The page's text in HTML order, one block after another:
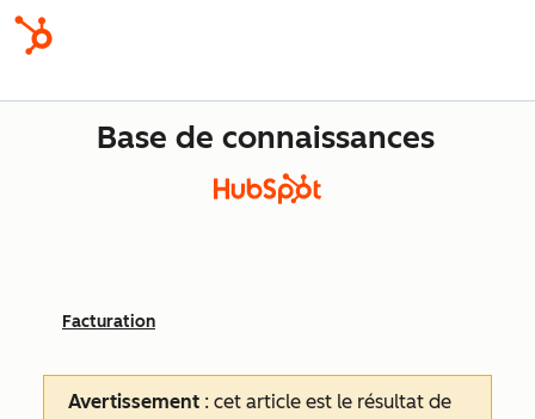
Base de connaissances
Facturation
Avertissement : cet article est le résultat de